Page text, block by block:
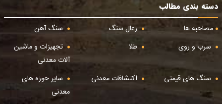
دسته بندی مطالب
مصاحبه ها
زغال سنگ
سنگ آهن
سرب و روی
طلا
تجهیزات و ماشین
آلات معدنی
سنگ های قیمتی
اکتشافات معدنی
سایر حوزه های
معدنی